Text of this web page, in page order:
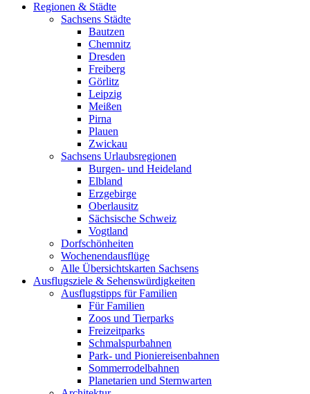
Regionen & Städte
Sachsens Städte
Bautzen
Chemnitz
Dresden
Freiberg
Görlitz
Leipzig
Meißen
Pirna
Plauen
Zwickau
Sachsens Urlaubsregionen
Burgen- und Heideland
Elbland
Erzgebirge
Oberlausitz
Sächsische Schweiz
Vogtland
Dorfschönheiten
Wochenendausflüge
Alle Übersichtskarten Sachsens
Ausflugsziele & Sehenswürdigkeiten
Ausflugstipps für Familien
Für Familien
Zoos und Tierparks
Freizeitparks
Schmalspurbahnen
Park- und Pioniereisenbahnen
Sommerrodelbahnen
Planetarien und Sternwarten